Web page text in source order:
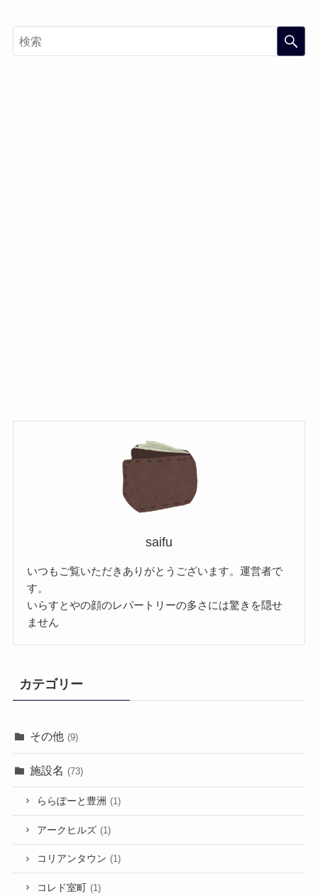
saifu
いつもご覧いただきありがとうございます。運営者で
す。
いらすとやの顔のレパートリーの多さには驚きを隠せ
ません
カテゴリー
その他 (9)
施設名 (73)
ららぽーと豊洲 (1)
アークヒルズ (1)
コリアンタウン (1)
コレド室町 (1)